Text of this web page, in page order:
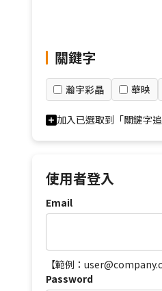
關鍵字
瀚宇彩晶 華映
加入已選取到「關鍵字追
使用者登入
Email
【範例：
Password